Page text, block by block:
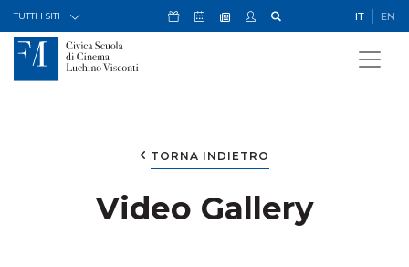
Skip to Content
TUTTI I SITI Icona Sostienici
Icona Calendario Eventi
Icona Newsletter
Icona My Civica IT EN
TORNA INDIETRO
Video Gallery